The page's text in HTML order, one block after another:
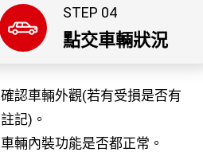
STEP 04
點交車輛狀況
確認車輛外觀(若有受損是否有
註記)。
車輛內裝功能是否都正常。